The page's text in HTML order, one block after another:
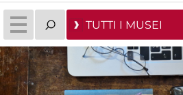
TUTTI I MUSEI